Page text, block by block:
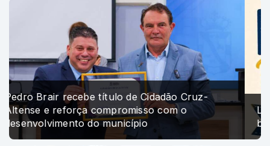
Lions Clube Cruz Alta-Centro promove feira
beneficente de roupas e utensílios usados